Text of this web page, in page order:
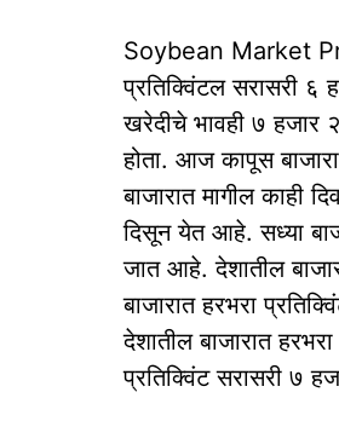
Soybean Market
प्रतिक्विंटल सरासरी ६
खरेदीचे भावही ७ हजार
होता. आज कापूस
बाजारात मागील काही
दिसून येत आहे. सध्या
जात आहे. देशातील
बाजारात हरभरा
देशातील बाजारात
प्रतिक्विंट सरासरी ७